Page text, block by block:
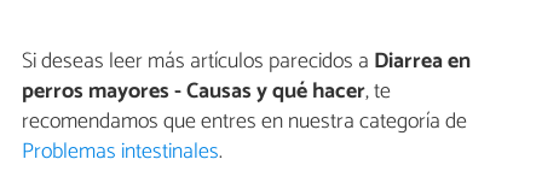
Si deseas leer más artículos parecidos a Diarrea en
perros mayores - Causas y qué hacer, te
recomendamos que entres en nuestra categoría de
Problemas intestinales.